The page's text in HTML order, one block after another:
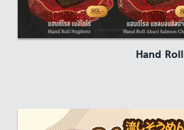
Hand Roll